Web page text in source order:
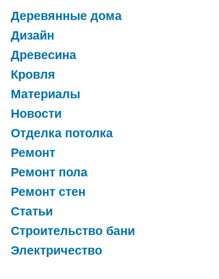
Деревянные дома
Дизайн
Древесина
Кровля
Материалы
Новости
Отделка потолка
Ремонт
Ремонт пола
Ремонт стен
Статьи
Строительство бани
Электричество